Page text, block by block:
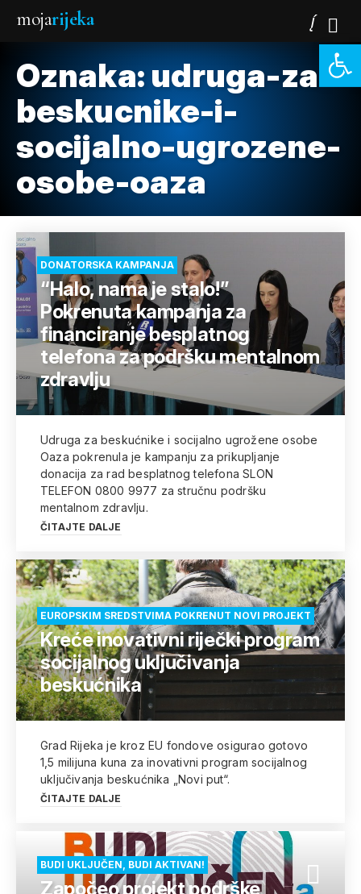
mojarijeka
Oznaka: udruga-za-
beskucnike-i-
socijalno-ugrozene-
osobe-oaza
DONATORSKA KAMPANJA
“Halo, nama je stalo!”
Pokrenuta kampanja za
financiranje besplatnog
telefona za podršku mentalnom
zdravlju
Udruga za beskućnike i socijalno ugrožene osobe
Oaza pokrenula je kampanju za prikupljanje
donacija za rad besplatnog telefona SLON
TELEFON 0800 9977 za stručnu podršku
mentalnom zdravlju.
ČITAJTE DALJE
EUROPSKIM SREDSTVIMA POKRENUT NOVI PROJEKT
Kreće inovativni riječki program
socijalnog uključivanja
beskućnika
Grad Rijeka je kroz EU fondove osigurao gotovo
1,5 milijuna kuna za inovativni program socijalnog
uključivanja beskućnika „Novi put“.
ČITAJTE DALJE
BUDI UKLJUČEN, BUDI AKTIVAN!
Započeo projekt podrške